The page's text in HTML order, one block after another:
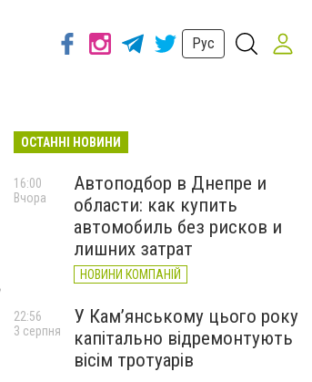
Рус
ОСТАННІ НОВИНИ
Автоподбор в Днепре и
области: как купить
автомобиль без рисков и
лишних затрат
НОВИНИ КОМПАНІЙ
16:00
Вчора
У Кам’янському цього року
капітально відремонтують
вісім тротуарів
22:56
3 серпня